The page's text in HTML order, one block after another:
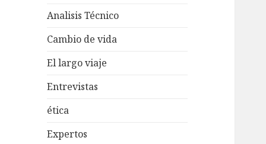
Analisis Técnico
Cambio de vida
El largo viaje
Entrevistas
ética
Expertos